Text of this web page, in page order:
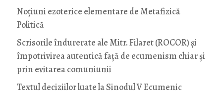
Noţiuni ezoterice elementare de Metafizică
Politică
Scrisorile îndurerate ale Mitr. Filaret (ROCOR) și
împotrivirea autentică față de ecumenism chiar și
prin evitarea comuniunii
Textul deciziilor luate la Sinodul V Ecumenic